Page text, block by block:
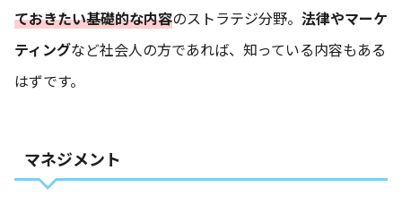
ておきたい基礎的な内容のストラテジ分野。 法律やマーケ
ティングなど社会人の方であれば、知っている内容もある
はずです。
マネジメント